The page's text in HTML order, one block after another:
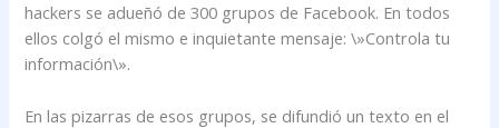
hackers se adueñó de 300 grupos de Facebook. En todos
ellos colgó el mismo e inquietante mensaje: \»Controla tu
información\».
En las pizarras de esos grupos, se difundió un texto en el